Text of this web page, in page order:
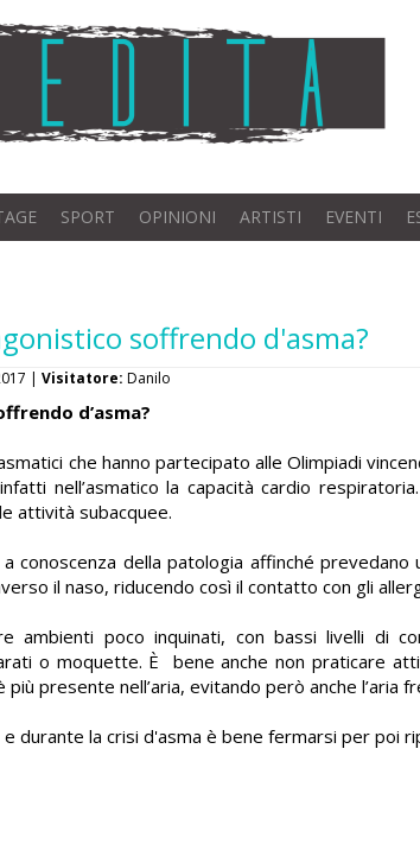
SPORT OPINIONI ARTISTI EVENTI
soffrendo d'asma?
| Visitatore: Danilo
d’asma?
che hanno partecipato alle Olimpiadi
nell’asmatico la capacità cardio
attività subacquee.
conoscenza della patologia affinché prevedano
il naso, riducendo così il contatto con gli
poco inquinati, con bassi livelli di
o moquette. È bene anche non praticare
presente nell’aria, evitando però anche l’aria
durante la crisi d'asma è bene fermarsi per poi